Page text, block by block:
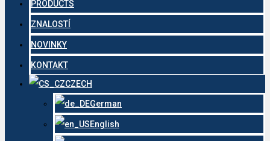
PRODUCTS
ZNALOSTÍ
NOVINKY
KONTAKT
CZECH
German
English